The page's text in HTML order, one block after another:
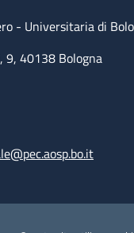
- Universitaria di
9, 40138 Bologna